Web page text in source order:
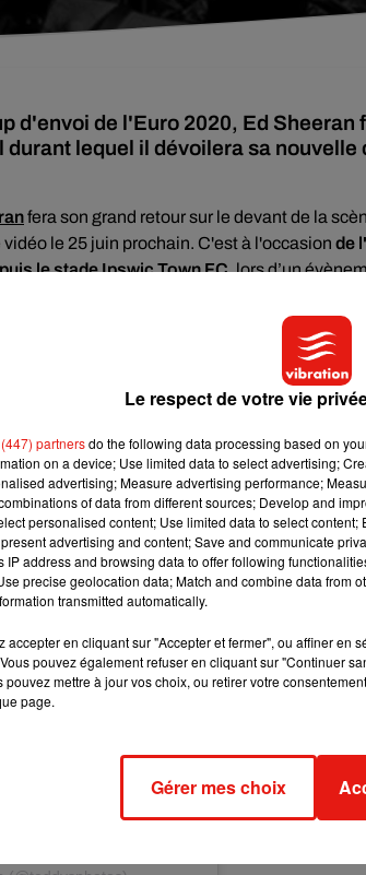
d'envoi de l'Euro 2020, Ed Sheeran
lequel il dévoilera sa nouvelle
fera son grand retour sur le devant de la
le 25 juin prochain. C'est à l'occasion de
le stade Ipswic Town FC, lors d’un
il profitera de ce concert unique pour
2020 Show’, en direct de Portman
fans mais aussi, et pour la première fois,
Le respect de votre vie
partnersdo the following data processing based on
on a device; Use limited data to select advertising;
advertising; Measure advertising performance;
of data from different sources; Develop and
personalised content; Use limited data to select
advertising and content; Save and communicate
IP address and browsing data to offer following
precise geolocation data; Match and combine data from
transmitted automatically.
accepter en cliquant sur "Accepter et fermer", ou affiner en
pouvez également refuser en cliquant sur "Continuer
pouvez mettre à jour vos choix, ou retirer votre
page.
Gérer mes choix